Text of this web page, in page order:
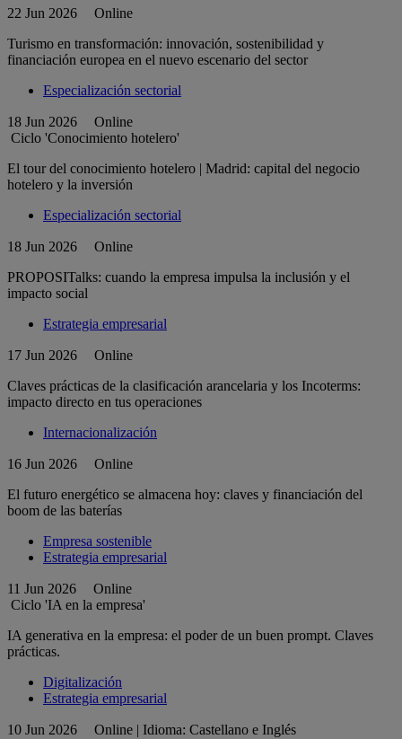
22 Jun 2026
Online
Turismo en transformación: innovación, sostenibilidad y
financiación europea en el nuevo escenario del sector
Especialización sectorial
18 Jun 2026
Online
Ciclo 'Conocimiento hotelero'
El tour del conocimiento hotelero | Madrid: capital del negocio
hotelero y la inversión
Especialización sectorial
18 Jun 2026
Online
PROPOSITalks: cuando la empresa impulsa la inclusión y el
impacto social
Estrategia empresarial
17 Jun 2026
Online
Claves prácticas de la clasificación arancelaria y los Incoterms:
impacto directo en tus operaciones
Internacionalización
16 Jun 2026
Online
El futuro energético se almacena hoy: claves y financiación del
boom de las baterías
Empresa sostenible
Estrategia empresarial
11 Jun 2026
Online
Ciclo 'IA en la empresa'
IA generativa en la empresa: el poder de un buen prompt. Claves
prácticas.
Digitalización
Estrategia empresarial
10 Jun 2026
Online | Idioma: Castellano e Inglés